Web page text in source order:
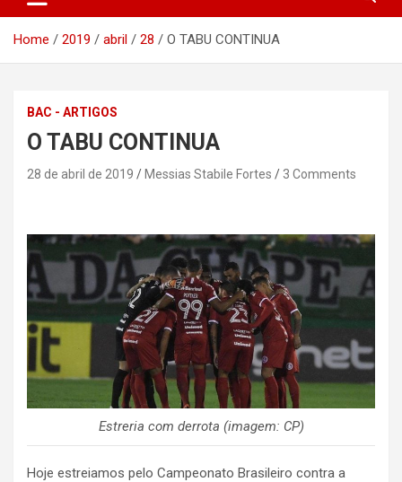
Home 2019 abril 28 O TABU CONTINUA
BAC - ARTIGOS
O TABU CONTINUA
28 de abril de 2019 Messias Stabile Fortes 3 Comments
Estreria com derrota (imagem: CP)
Hoje estreiamos pelo Campeonato Brasileiro contra a